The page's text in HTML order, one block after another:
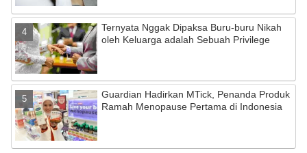
Ternyata Nggak Dipaksa Buru-buru Nikah
oleh Keluarga adalah Sebuah Privilege
Guardian Hadirkan MTick, Penanda Produk
Ramah Menopause Pertama di Indonesia